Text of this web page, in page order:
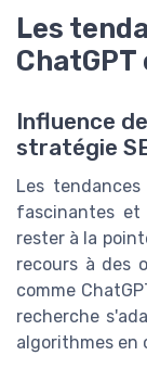
Les
ChatGPT
Influence
stratégie
Les
fascinantes et
rester à la
recours à des
comme
recherche
algorithmes en